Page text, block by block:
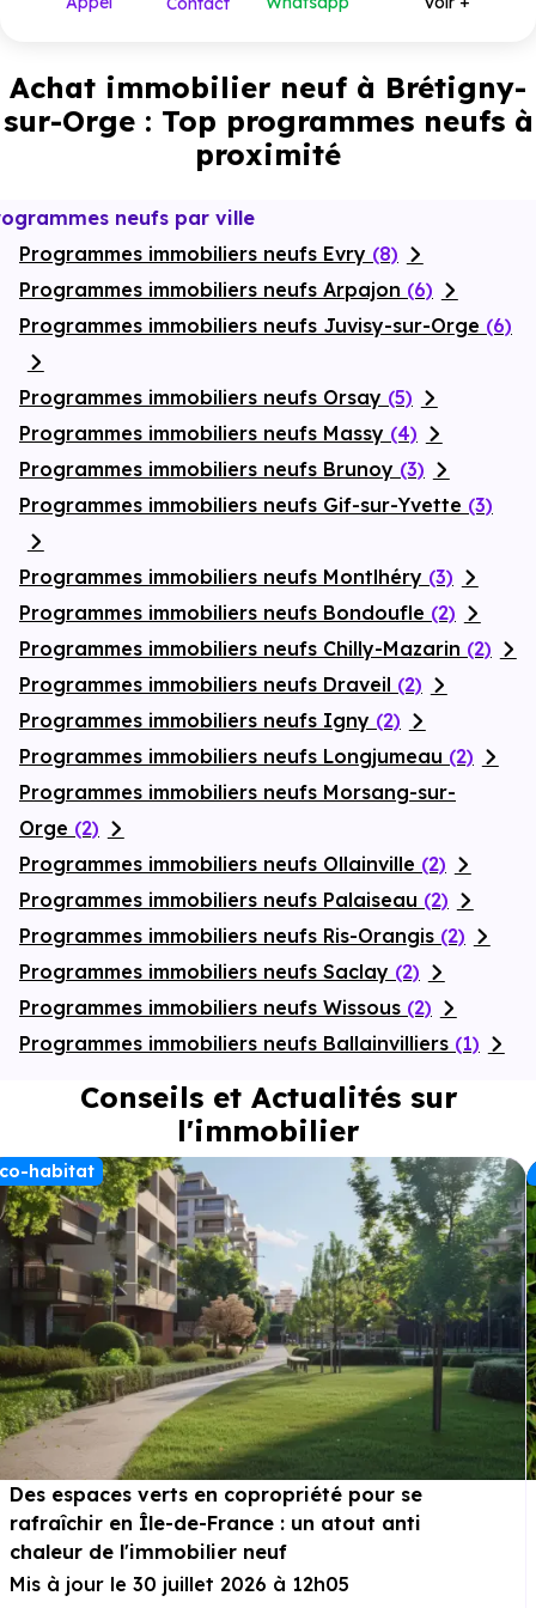
à partir de 399 000 €
Achat immobilier neuf à Brétigny-
sur-Orge : Top programmes neufs à
proximité
neufs par ville
Programmes immobiliers neufs Evry (8)
Programmes immobiliers neufs Arpajon (6)
Programmes immobiliers neufs Juvisy-sur-Orge (6)
Programmes immobiliers neufs Orsay (5)
Programmes immobiliers neufs Massy (4)
Programmes immobiliers neufs Brunoy (3)
Programmes immobiliers neufs Gif-sur-Yvette (3)
Programmes immobiliers neufs Montlhéry (3)
Programmes immobiliers neufs Bondoufle (2)
Programmes immobiliers neufs Chilly-Mazarin (2)
Programmes immobiliers neufs Draveil (2)
Programmes immobiliers neufs Igny (2)
Programmes immobiliers neufs Longjumeau (2)
Programmes immobiliers neufs Morsang-sur-
Orge (2)
Programmes immobiliers neufs Ollainville (2)
Programmes immobiliers neufs Palaiseau (2)
Programmes immobiliers neufs Ris-Orangis (2)
Programmes immobiliers neufs Saclay (2)
Programmes immobiliers neufs Wissous (2)
Programmes immobiliers neufs Ballainvilliers (1)
Conseils et Actualités sur
l'immobilier
habitat
Des espaces verts en copropriété pour se
rafraîchir en Île-de-France : un atout anti
chaleur de l'immobilier neuf
Mis à jour le 30 juillet 2026 à 12h05